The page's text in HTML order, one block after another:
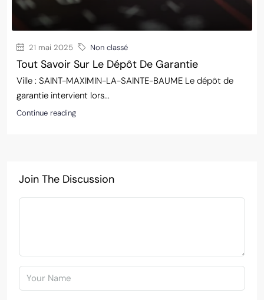
21 mai 2025 Non classé
Tout Savoir Sur Le Dépôt De Garantie
Ville : SAINT-MAXIMIN-LA-SAINTE-BAUME Le dépôt de
garantie intervient lors...
Continue reading
Join The Discussion